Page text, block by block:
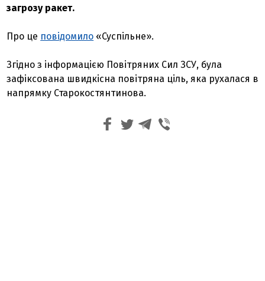
загрозу ракет.
Про це повідомило «Суспільне».
Згідно з інформацією Повітряних Сил ЗСУ, була
зафіксована швидкісна повітряна ціль, яка рухалася в
напрямку Старокостянтинова.